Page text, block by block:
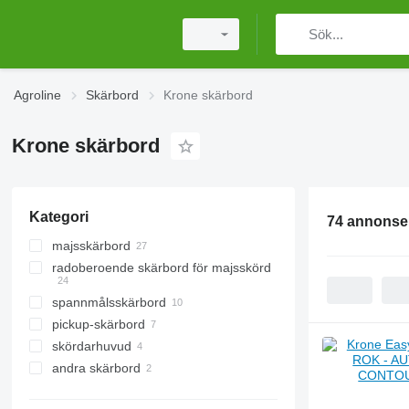
Agroline Skärbord Krone skärbord
Krone skärbord
Kategori
majsskärbord
radoberoende skärbord för majsskörd
spannmålsskärbord
pickup-skärbord
skördarhuvud
andra skärbord
74